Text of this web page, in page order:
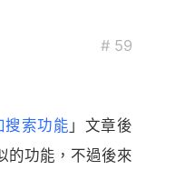
# 59
搜索功能 」文章後
的功能，不過後來